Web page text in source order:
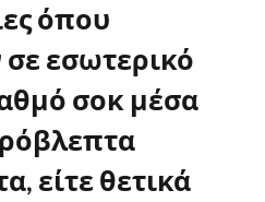
όπου
εσωτερικό
σοκ μέσα
είτε θετικά